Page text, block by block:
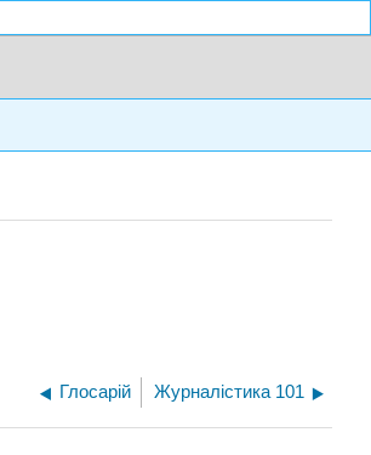
Глосарій Журналістика 101